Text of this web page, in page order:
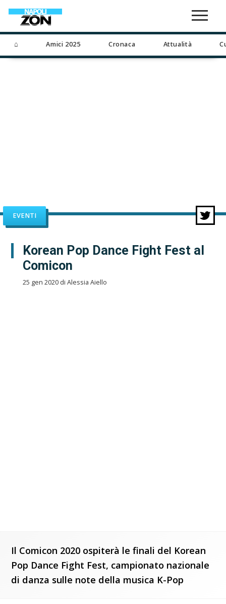
⌂ Amici 2025 Cronaca Attualità
EVENTI
Korean Pop Dance Fight Fest al
Comicon
25 gen 2020 di Alessia Aiello
Il Comicon 2020 ospiterà le finali del Korean
Pop Dance Fight Fest, campionato nazionale
di danza sulle note della musica K-Pop